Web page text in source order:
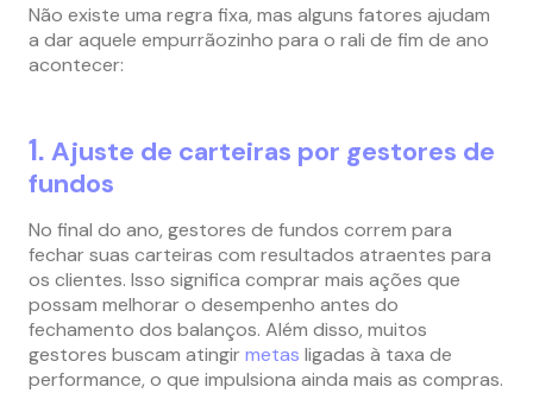
Não existe uma regra fixa, mas alguns fatores ajudam
a dar aquele empurrãozinho para o rali de fim de ano
acontecer:
1. Ajuste de carteiras por gestores de
fundos
No final do ano, gestores de fundos correm para
fechar suas carteiras com resultados atraentes para
os clientes. Isso significa comprar mais ações que
possam melhorar o desempenho antes do
fechamento dos balanços. Além disso, muitos
gestores buscam atingirmetas ligadas à taxa de
performance, o que impulsiona ainda mais as compras.